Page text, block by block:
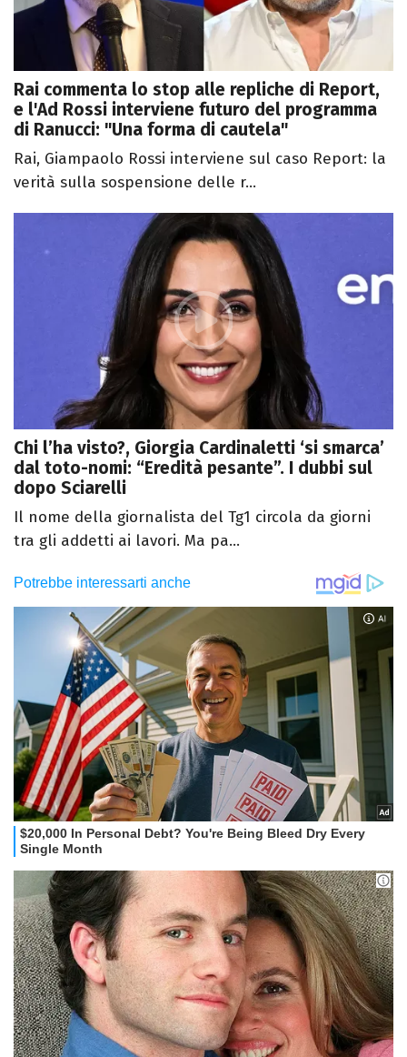
Rai commenta lo stop alle repliche di Report,
e l'Ad Rossi interviene futuro del programma
di Ranucci: "Una forma di cautela"
Rai, Giampaolo Rossi interviene sul caso Report: la
verità sulla sospensione delle r...
Chi l’ha visto?, Giorgia Cardinaletti ‘si smarca’
dal toto-nomi: “Eredità pesante”. I dubbi sul
dopo Sciarelli
Il nome della giornalista del Tg1 circola da giorni
tra gli addetti ai lavori. Ma pa...